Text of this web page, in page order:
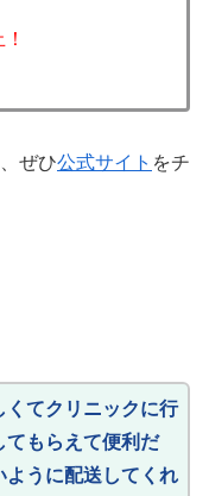
ぜひ公式サイト をチ
くてクリニックに行
てもらえて便利だ
うに配送してくれ